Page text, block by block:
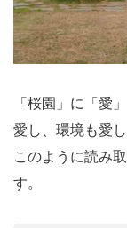
「桜園」に「愛
愛し、環境も愛
このように読み
す。